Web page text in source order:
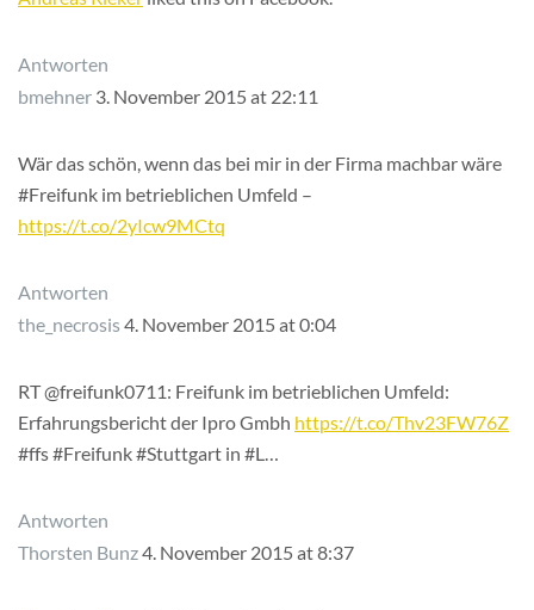
Antworten
bmehner 3. November 2015 at 22:11
Wär das schön, wenn das bei mir in der Firma machbar wäre
#Freifunk im betrieblichen Umfeld –
https://t.co/2yIcw9MCtq
Antworten
the_necrosis4. November 2015 at 0:04
RT @freifunk0711: Freifunk im betrieblichen Umfeld:
Erfahrungsbericht der Ipro Gmbh https://t.co/Thv23FW76Z
#ffs #Freifunk #Stuttgart in #L…
Antworten
Thorsten Bunz4. November 2015 at 8:37